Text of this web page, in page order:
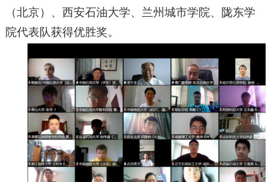
（北京）、西安石油大学、兰州城市学院、陇东学
院代表队获得优胜奖。